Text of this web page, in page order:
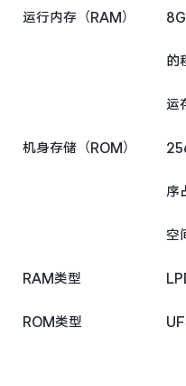
运行内存（RAM）
机身存储（ROM）
RAM类型
ROM类型
的
运
序
空